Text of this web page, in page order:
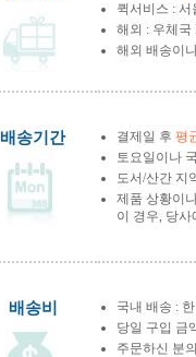
퀵서비스 :
해외 : 우체국
해외 배송이
배송기간 결제일 후 평
토요일이나
도서/산간 지
제품 상황이
이 경우, 당
배송비
국내 배송 :
당일 구입 금
주문하신 분